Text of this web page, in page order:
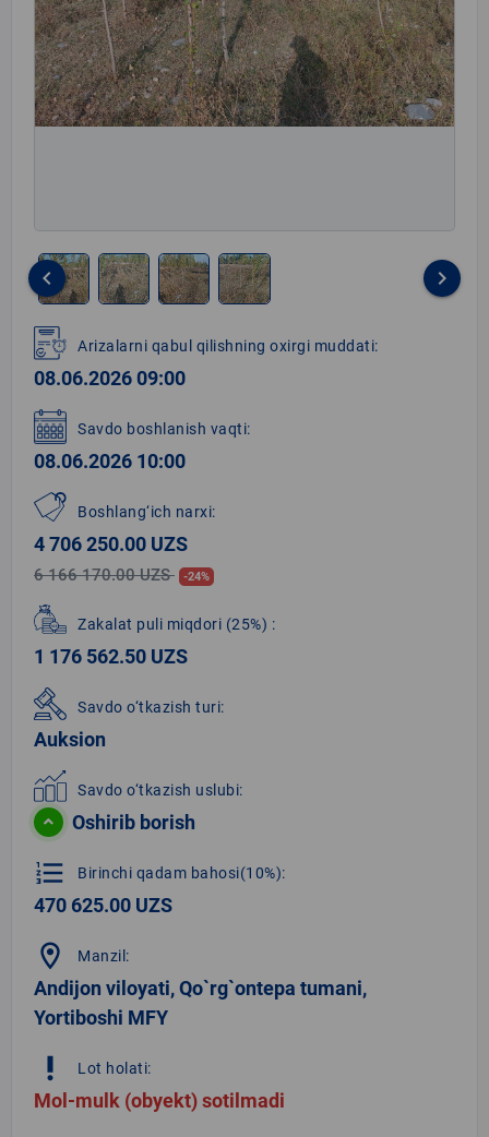
1
of
4
keyboard_arrow_left keyboard_arrow_right
Arizalarni qabul qilishning oxirgi muddati:
08.06.2026 09:00
Savdo boshlanish vaqti:
08.06.2026 10:00
Boshlang‘ich narxi:
4 706 250.00 UZS
6 166 170.00 UZS -24%
Zakalat puli miqdori (25%) :
1 176 562.50 UZS
Savdo o‘tkazish turi:
Auksion
Savdo o‘tkazish uslubi:
Oshirib borish
format_list_numbered Birinchi qadam bahosi(10%):
470 625.00 UZS
location_on Manzil:
Andijon viloyati, Qo`rg`ontepa tumani,
Yortiboshi MFY
priority_high Lot holati:
Mol-mulk (obyekt) sotilmadi